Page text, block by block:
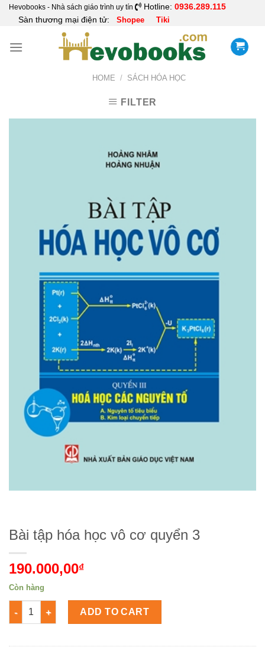
SkipHevobooks - Nhà sách giáo trình uy tín Hotline: 0936.289.115
Sàn thương mại điện tử: Shopee Tiki
HOME / SÁCH HÓA HỌC
FILTER
Bài tập hóa học vô cơ quyển 3
190.000,00₫
Còn hàng
Bài tập hóa học vô cơ quyển 3 Số lượng
ADD TO CART